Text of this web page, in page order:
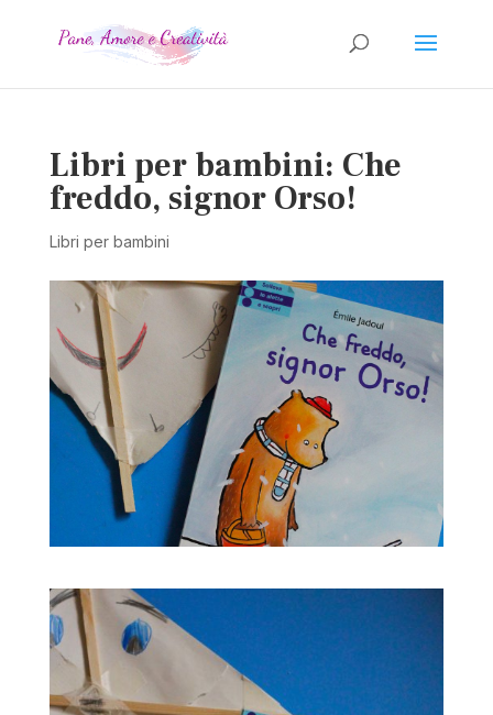
Libri per bambini: Che
freddo, signor Orso!
Libri per bambini